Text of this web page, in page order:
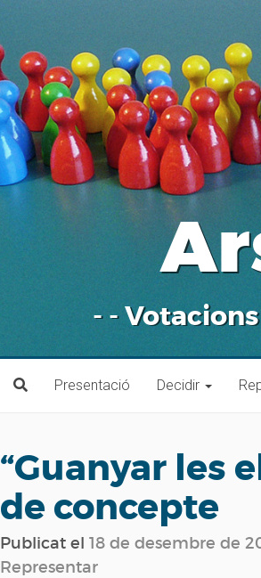
- -
Presentació Decidir
“Guanyar les
de concepte
Publicat el 18 de desembre de
Representar